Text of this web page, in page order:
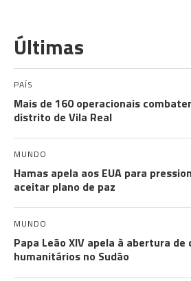
Últimas
PAÍS
Mais de 160 operacionais
distrito de Vila Real
MUNDO
Hamas apela aos EUA para
aceitar plano de paz
MUNDO
Papa Leão XIV apela à abertura de
humanitários no Sudão